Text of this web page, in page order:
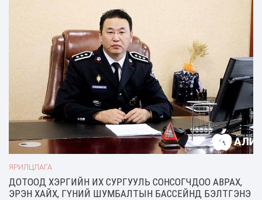
ЯРИЛЦЛАГА
ДОТООД ХЭРГИЙН ИХ СУРГУУЛЬ СОНСОГЧДОО АВРАХ,
ЭРЭН ХАЙХ, ГҮНИЙ ШУМБАЛТЫН БАССЕЙНД БЭЛТГЭНЭ